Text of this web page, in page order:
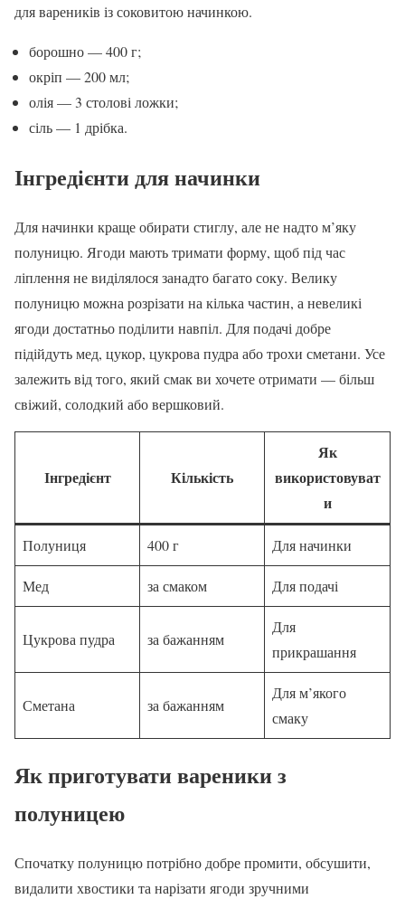
для вареників із соковитою начинкою.
борошно — 400 г;
окріп — 200 мл;
олія — 3 столові ложки;
сіль — 1 дрібка.
Інгредієнти для начинки
Для начинки краще обирати стиглу, але не надто м’яку
полуницю. Ягоди мають тримати форму, щоб під час
ліплення не виділялося занадто багато соку. Велику
полуницю можна розрізати на кілька частин, а невеликі
ягоди достатньо поділити навпіл. Для подачі добре
підійдуть мед, цукор, цукрова пудра або трохи сметани. Усе
залежить від того, який смак ви хочете отримати — більш
свіжий, солодкий або вершковий.
Інгредієнт Кількість
Як
використовуват
и
Полуниця 400 г Для начинки
Мед за смаком Для подачі
Цукрова пудра за бажанням
Для
прикрашання
Сметана за бажанням
Для м’якого
смаку
Як приготувати вареники з
полуницею
Спочатку полуницю потрібно добре промити, обсушити,
видалити хвостики та нарізати ягоди зручними